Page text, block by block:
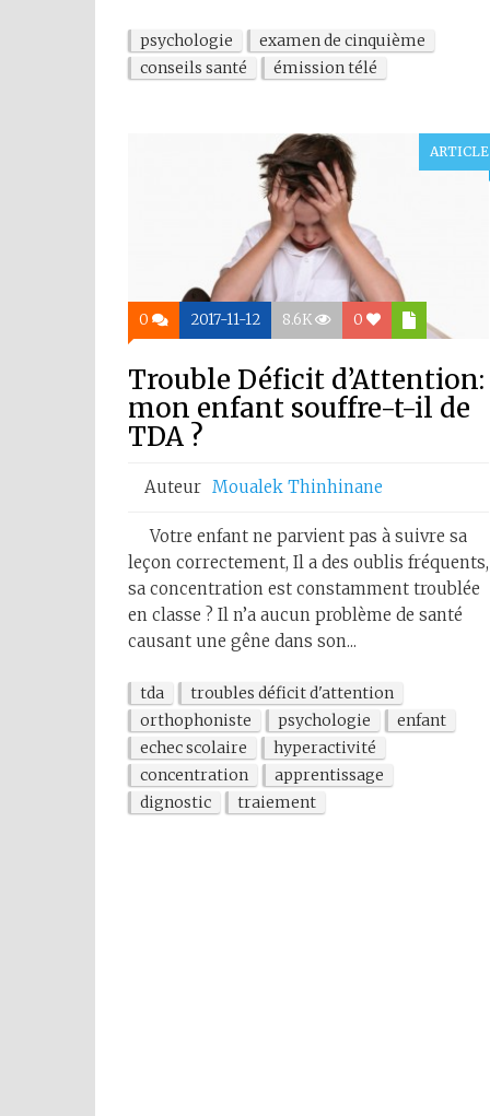
psychologie
examen de cinquième
conseils santé
émission télé
ARTICLE
0 2017-11-12 8.6K 0
Trouble Déficit d’Attention:
mon enfant souffre-t-il de
TDA ?
Auteur Moualek Thinhinane
Votre enfant ne parvient pas à suivre sa
leçon correctement, Il a des oublis fréquents,
sa concentration est constamment troublée
en classe ? Il n’a aucun problème de santé
causant une gêne dans son...
tda
troubles déficit d'attention
orthophoniste
psychologie
enfant
echec scolaire
hyperactivité
concentration
apprentissage
dignostic
traiement